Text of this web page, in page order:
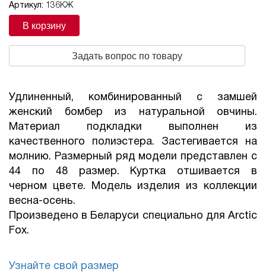
Артикул: 136КЖ
Задать вопрос по товару
Удлиненный, комбинированный с замшей
женский бомбер из натуральной овчины.
Материал подкладки выполнен из
качественного полиэстера. Застегивается на
молнию. Размерный ряд модели представлен с
44 по 48 размер. Куртка отшивается в
черном цвете. Модель изделия из коллекции
весна-осень.
Произведено в Беларуси специально для Arctic
Fox.
Узнайте свой размер